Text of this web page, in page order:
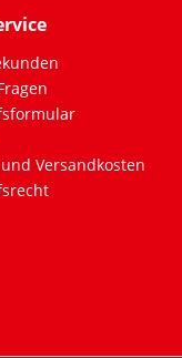
Versandkosten